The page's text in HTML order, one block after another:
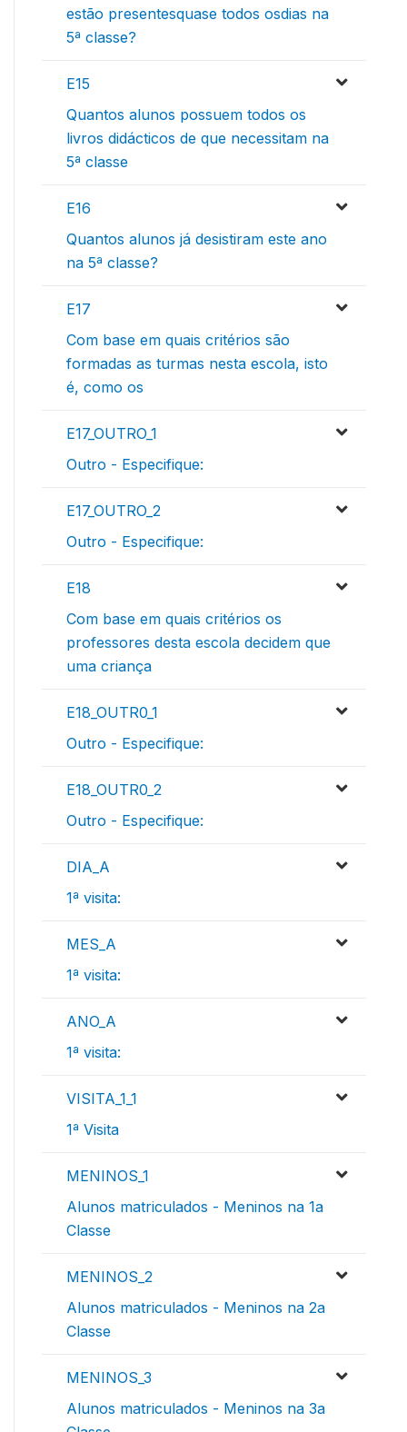
estão presentesquase todos osdias na
5ª classe?
E15
Quantos alunos possuem todos os
livros didácticos de que necessitam na
5ª classe
E16
Quantos alunos já desistiram este ano
na 5ª classe?
E17
Com base em quais critérios são
formadas as turmas nesta escola, isto
é, como os
E17_OUTRO_1
Outro - Especifique:
E17_OUTRO_2
Outro - Especifique:
E18
Com base em quais critérios os
professores desta escola decidem que
uma criança
E18_OUTR0_1
Outro - Especifique:
E18_OUTR0_2
Outro - Especifique:
DIA_A
1ª visita:
MES_A
1ª visita:
ANO_A
1ª visita:
VISITA_1_1
1ª Visita
MENINOS_1
Alunos matriculados - Meninos na 1a
Classe
MENINOS_2
Alunos matriculados - Meninos na 2a
Classe
MENINOS_3
Alunos matriculados - Meninos na 3a